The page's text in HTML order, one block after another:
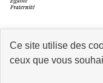
Ce site utilise des
ceux que vous
info.gouv.fr